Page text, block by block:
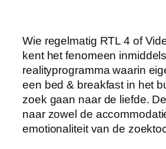
Wie regelmatig RTL 4 of
kent het fenomeen
realityprogramma waarin
een bed & breakfast in het
zoek gaan naar de liefde.
naar zowel de
emotionaliteit van de